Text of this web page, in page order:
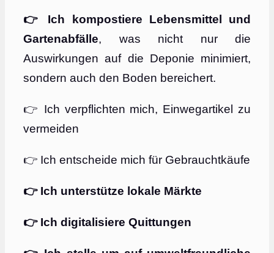
👉 Ich kompostiere Lebensmittel und
Gartenabfälle, was nicht nur die
Auswirkungen auf die Deponie minimiert,
sondern auch den Boden bereichert.
👉 Ich verpflichten mich, Einwegartikel zu
vermeiden
👉 Ich entscheide mich für Gebrauchtkäufe
👉 Ich unterstütze lokale Märkte
👉 Ich digitalisiere Quittungen